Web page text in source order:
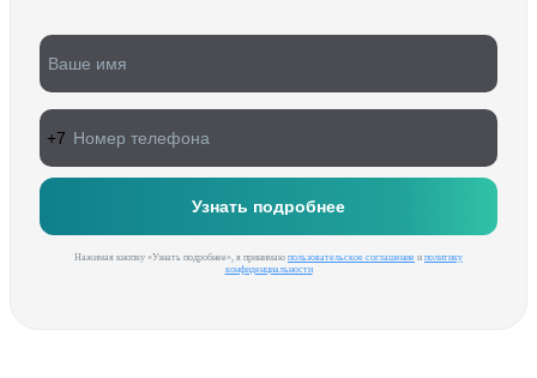
Нажимая кнопку «Узнать подробнее», я принимаю пользовательское соглашение и политику
конфиденциальности